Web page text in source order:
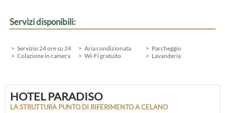
Servizi disponibili:
Servizio 24 ore su 24
Colazione in camera
Aria condizionata
Wi-Fi gratuito
Parcheggio
Lavanderia
HOTEL PARADISO
LA STRUTTURA PUNTO DI RIFERIMENTO A CELANO